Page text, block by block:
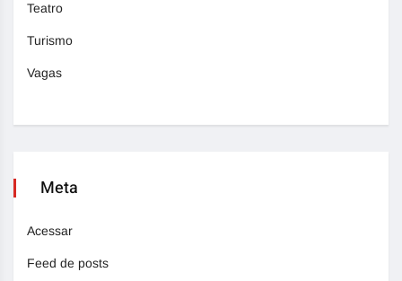
Teatro
Turismo
Vagas
Meta
Acessar
Feed de posts